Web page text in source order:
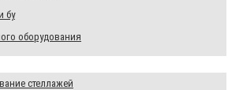
бу
оборудования
стеллажей